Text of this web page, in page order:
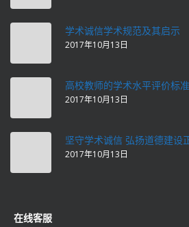
学术诚信学术规范及其启示
2017年10月13日
高校教师的学术水平评价标准
2017年10月13日
坚守学术诚信 弘扬道德建设
2017年10月13日
在线客服